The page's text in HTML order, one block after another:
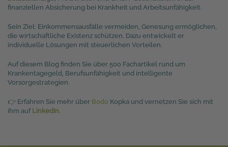
finanziellen Absicherung bei Krankheit und Arbeitsunfähigkeit.
Sein Ziel: Einkommensausfälle vermeiden, Genesung ermöglichen,
die wirtschaftliche Existenz schützen. Dazu entwickelt er
individuelle Lösungen mit steuerlichen Vorteilen.
Auf diesem Blog finden Sie über 500 Fachartikel rund um
Krankentagegeld, Berufsunfähigkeit und intelligente
Vorsorgestrategien.
👉 Erfahren Sie mehr über Bodo Kopka und vernetzen Sie sich mit
ihm auf LinkedIn.